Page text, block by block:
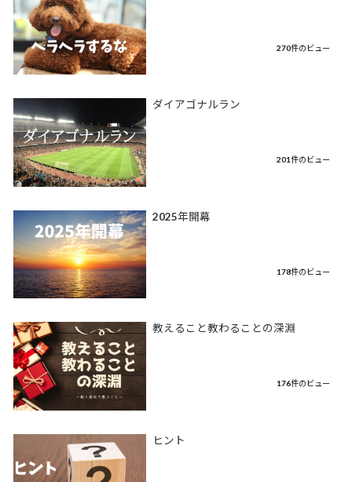
270件のビュー
ダイアゴナルラン
201件のビュー
2025年開幕
178件のビュー
教えること教わることの深淵
176件のビュー
ヒント